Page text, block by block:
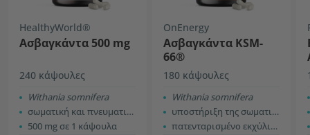
HealthyWorld®
Ασβαγκάντα 500 mg
240 κάψουλες
Withania somnifera
σωματική και πνευματική απόδοση
500 mg σε 1 κάψουλα
OnEnergy
Ασβαγκάντα KSM-
66®
180 κάψουλες
Withania somnifera
υποστήριξη της σωματικής και ψυχικής απόδοσης
πατενταρισμένο εκχύλισμα KSM-66®